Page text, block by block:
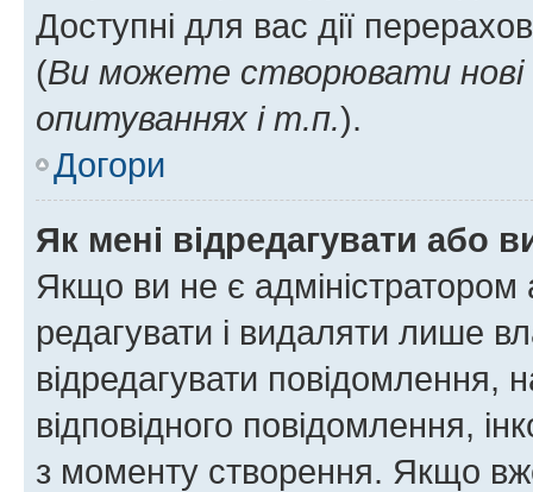
Доступні для вас дії
(Ви можете створювати
опитуваннях і т.п.).
Догори
Як мені відредагувати або
Якщо ви не є
редагувати і видаляти лише
відредагувати повідомлення,
відповідного повідомлення,
з моменту створення. Якщо